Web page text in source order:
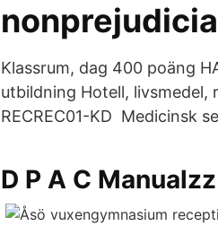
Klassrum, dag 400 poäng
utbildning Hotell, livsmedel,
RECREC01-KD Medicinsk
D P A C Manualzz